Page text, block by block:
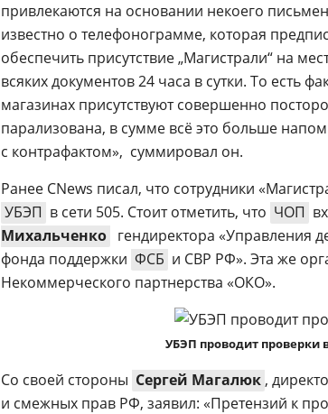
привлекаются на основании некоего
известно о телефонограмме, которая
обеспечить присутствие „Магистрали“ на
всяких документов 24 часа в сутки. То есть
магазинах присутствуют совершенно
парализована, в сумме всё это больше
с контрафактом»,  суммировал он.
Ранее CNews писал, что сотрудники
УБЭП в сети 505. Стоит отметить, что ЧОП
Михальченко  гендиректора
фонда поддержки ФСБ и СВР РФ». Эта же
Некоммерческого партнерства «ОКО».
УБЭП проводит проверки
Со своей стороны Сергей Магалюк ,
и смежных прав РФ, заявил: «Претензий к